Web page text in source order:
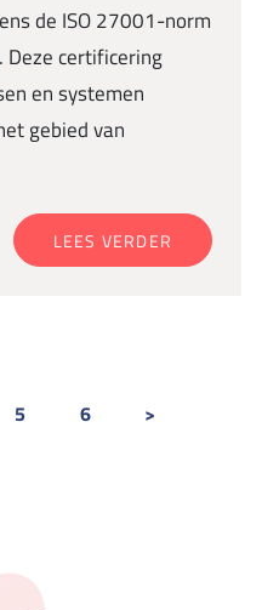
de ISO 27001-norm
certificering
en systemen
gebied van
LEES VERDER
5 6 >